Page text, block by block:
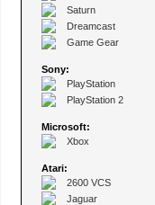
Saturn
Dreamcast
Game Gear
Sony:
PlayStation
PlayStation 2
Microsoft:
Xbox
Atari:
2600 VCS
Jaguar